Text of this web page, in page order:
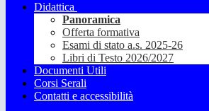
Didattica
Panoramica
Offerta formativa
Esami di stato a.s. 2025-26
Libri di Testo 2026/2027
Documenti Utili
Corsi Serali
Contatti e accessibilità